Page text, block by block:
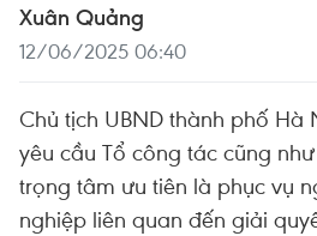
Xuân Quảng
12/06/2025 06:40
Chủ tịch UBND thành phố Hà
yêu cầu Tổ công tác cũng
trọng tâm ưu tiên là phục vụ
nghiệp liên quan đến giải